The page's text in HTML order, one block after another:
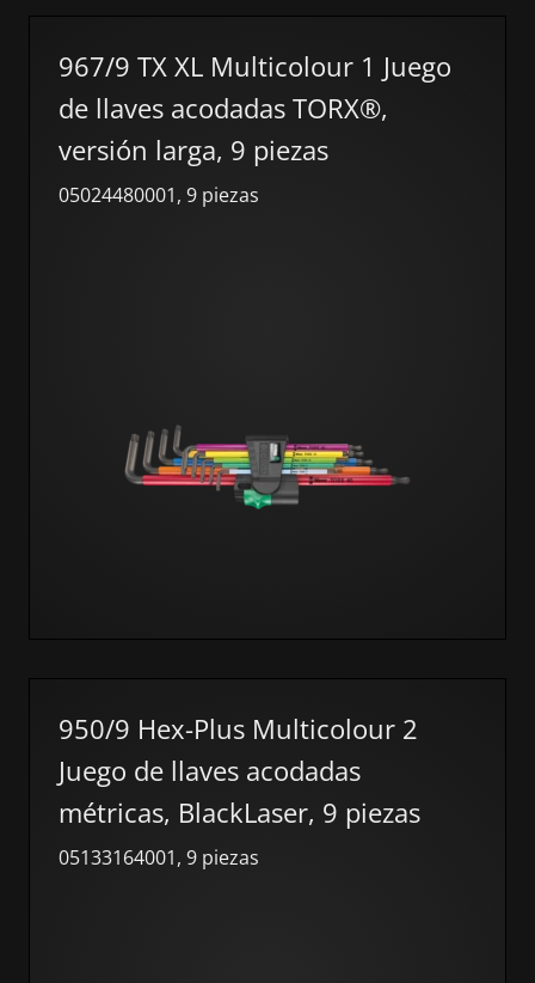
967/9 TX XL Multicolour 1 Juego
de llaves acodadas TORX®,
versión larga, 9 piezas
05024480001, 9 piezas
950/9 Hex-Plus Multicolour 2
Juego de llaves acodadas
métricas, BlackLaser, 9 piezas
05133164001, 9 piezas